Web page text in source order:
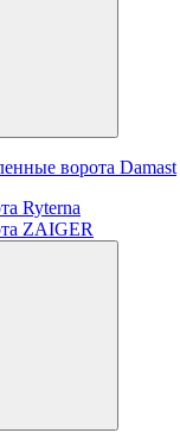
ворота Damast
Ryterna
ZAIGER